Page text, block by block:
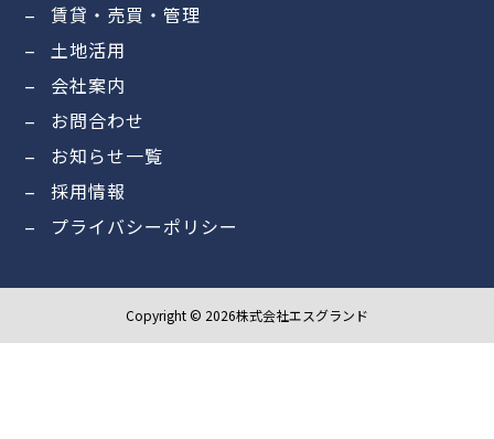
賃貸・売買・管理
土地活用
会社案内
お問合わせ
お知らせ一覧
採用情報
プライバシーポリシー
Copyright © 2026株式会社エスグランド